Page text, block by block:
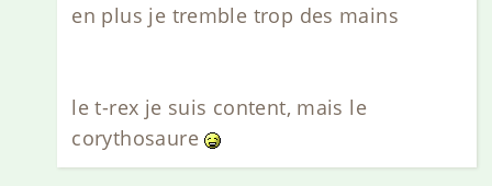
en plus je tremble trop des mains
le t-rex je suis content, mais le
corythosaure